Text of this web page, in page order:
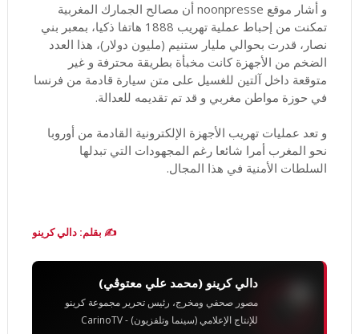
و أشار موقع noonpresse أن مصالح الجمارك المغربية
تمكنت من إحباط عملية تهريب 1888 هاتفا ذكيا، بمعبر بني
نصار، قدرت بحوالي مليار ستنيم (مليون دولار)، هذا العدد
الضخم من الأجهزة كانت مخبأة بطريقة محترفة و غير
متوقعة داخل آلتين للغسيل على متن سيارة قادمة من فرنسا
في حوزة مواطن مغربي و قد تم تقديمه للعدالة.
و تعد عمليات تهريب الأجهزة الإلكترونية القادمة من أوروبا
نحو المغرب أمرا شائعا رغم المجهودات التي تبدلها
السلطات الأمنية في هذا المجال.
✍️ بقلم: دالي كرينو
دالي كرينو (محمد علي معتوڨي)
مصور صحفي ومخرج، رئيس تحرير مجموعة كرينو
للإنتاج الإعلامي (سينما وتلفزيون) - CarinoTV